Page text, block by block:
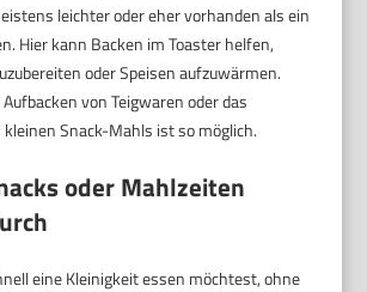
leichter oder eher vorhanden als ein
Hier kann Backen im Toaster helfen,
oder Speisen aufzuwärmen.
von Teigwaren oder das
Snack-Mahls ist so möglich.
oder Mahlzeiten
eine Kleinigkeit essen möchtest, ohne